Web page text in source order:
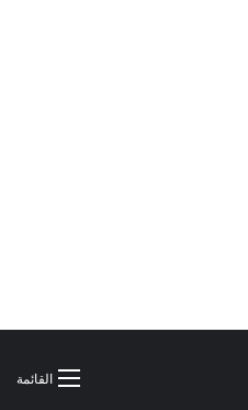
القائمة